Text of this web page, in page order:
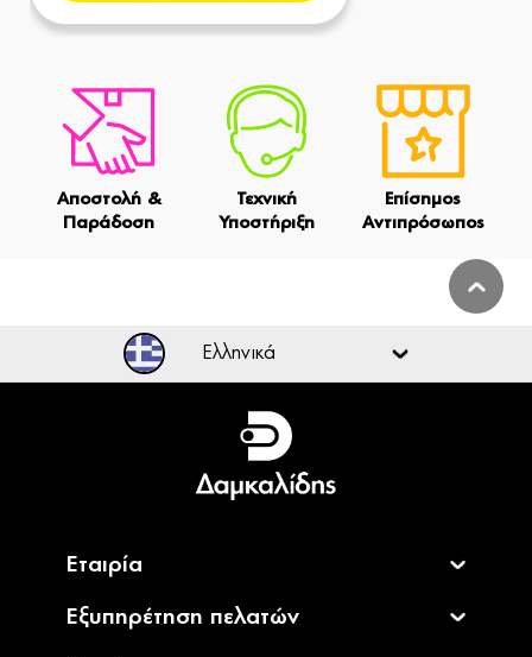
Αποστολή &
Παράδοση
Τεχνική
Υποστήριξη
Επίσημος
Αντιπρόσωπος
Ελληνικά
Ελληνικά
English
Εταιρία
Εξυπηρέτηση πελατών